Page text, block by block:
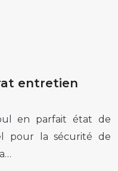
entretien
en parfait état de
pour la sécurité de